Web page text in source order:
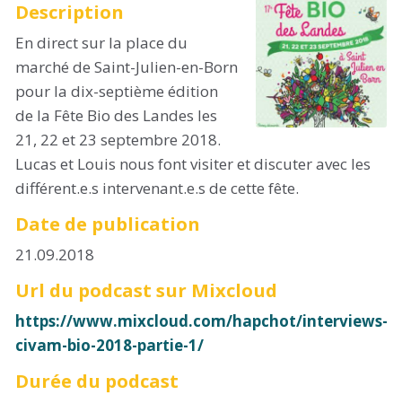
Description
En direct sur la place du
marché de Saint-Julien-en-Born
pour la dix-septième édition
de la Fête Bio des Landes les
21, 22 et 23 septembre 2018.
Lucas et Louis nous font visiter et discuter avec les
différent.e.s intervenant.e.s de cette fête.
Date de publication
21.09.2018
Url du podcast sur Mixcloud
https://www.mixcloud.com/hapchot/interviews-
civam-bio-2018-partie-1/
Durée du podcast